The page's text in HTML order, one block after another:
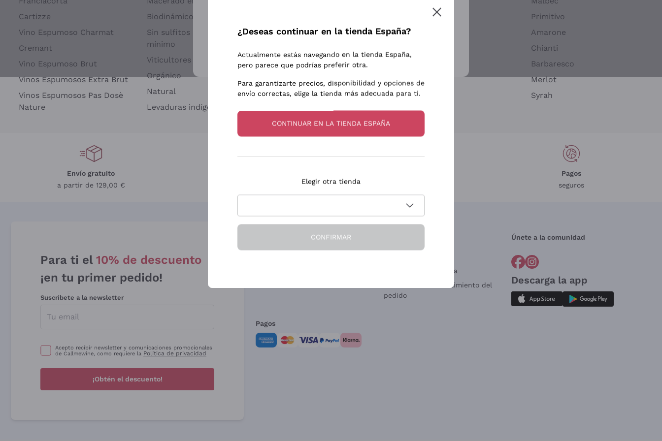
Cartizze
Vino Espumoso Charmat
Cremant
Vino Espumoso Brut
Vinos Espumosos Extra Brut
Vinos Espumosos Pas Dosè
Nature
Biodinámico
Sin sulfitos añadidos o
mínimo
Viticultores Independientes
Orgánico
Natural
Levaduras indígenas
Biondi Santi
Argiolas
Zenato
Ca' dei Frati
Sancerre
Pinot Gris
Sauvignon
Primitivo
Amarone
Chianti
Barbaresco
Merlot
Syrah
Envío gratuito
a partir de 129,00 €
Pagos
seguros
Para ti el 10% de descuento
¡en tu primer pedido!
Suscríbete a la newsletter
Acepto recibir newsletter y comunicaciones promocionales
de Callmewine, como requiere la Política de privacidad
¡Obtén el descuento!
Condiciones de Venta
Formulario de desistimiento del
pedido
Únete a la comunidad
Descarga la app
Pagos
Suscribirme
Para más información, lee nuestraPolítica de privacidad
¿Deseas continuar en la tienda España?
Actualmente estás navegando en la tienda España,
pero parece que podrías preferir otra.
Para garantizarte precios, disponibilidad y opciones de
envío correctas, elige la tienda más adecuada para ti.
CONTINUAR EN LA TIENDA ESPAÑA
Elegir otra tienda
CONFIRMAR